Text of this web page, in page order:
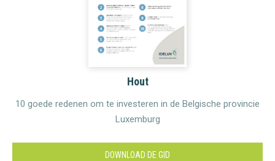
Hout
10 goede redenen om te investeren in de Belgische provincie
Luxemburg
DOWNLOAD DE GID